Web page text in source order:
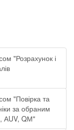
"Розрахунок і
"Повірка та
за обраним
АUV, QМ"